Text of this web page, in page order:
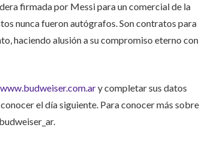
firmada por Messi para un comercial de la
nunca fueron autógrafos. Son contratos para
haciendo alusión a su compromiso eterno con
www.budweiser.com.ary completar sus datos
el día siguiente. Para conocer más sobre